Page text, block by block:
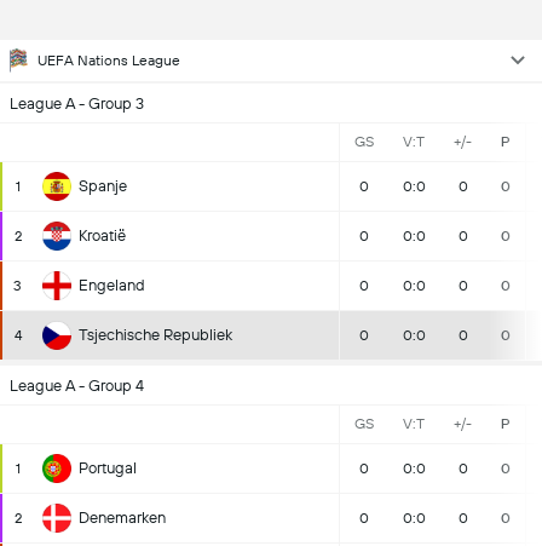
UEFA Nations League
League A - Group 3
GS V:T +/- P
1 Spanje 0 0:0 0 0
2 Kroatië 0 0:0 0 0
3 Engeland 0 0:0 0 0
4 Tsjechische Republiek 0 0:0 0 0
League A - Group 4
GS V:T +/- P
1 Portugal 0 0:0 0 0
2 Denemarken 0 0:0 0 0